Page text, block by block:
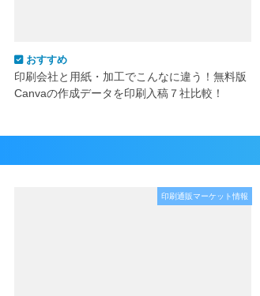
おすすめ
印刷会社と用紙・加工でこんなに違う！無料版
Canvaの作成データを印刷入稿７社比較！
印刷通販マーケット情報